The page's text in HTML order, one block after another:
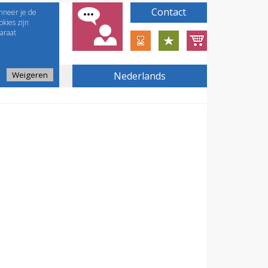
je de
zijn
Weigeren Nederlands
Contact